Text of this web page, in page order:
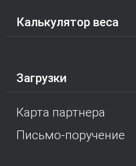
Калькулятор веса
Загрузки
Карта партнера
Письмо-поручение